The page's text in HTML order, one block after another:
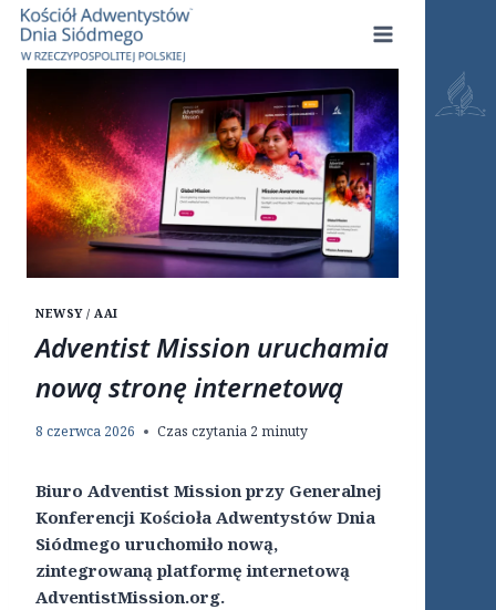
Przejdź
treści
NEWSY / AAI
Adventist Mission uruchamia
nową stronę internetową
8 czerwca 2026 Czas czytania 2 minuty
Biuro Adventist Mission przy Generalnej
Konferencji Kościoła Adwentystów Dnia
Siódmego uruchomiło nową,
zintegrowaną platformę internetową
AdventistMission.org.